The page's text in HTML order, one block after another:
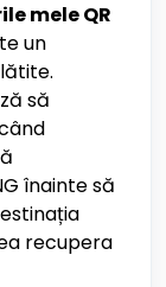
mele QR
un
să
înainte să
recupera